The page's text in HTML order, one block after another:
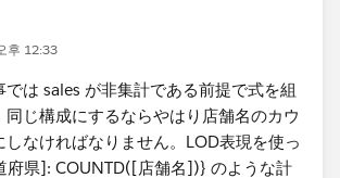
は作成できました。​
ついては、＋[sales]のところを
」とすると集計と非集計は演算できな
まいます。
후 12:33
では sales が非集計である前提で式を組
同じ構成にするならやはり店舗名のカウ
しなければなりません。​LOD表現を使っ
府県]: COUNTD([店舗名])} のような計